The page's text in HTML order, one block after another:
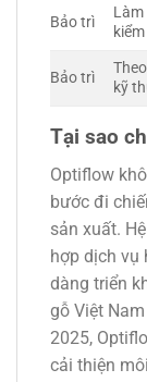
Bảo trì
Làm
Bảo trì
kỹ
Tại sao
Optiflow
bước đi
sản xuất.
hợp dịch vụ
dàng triển
gỗ Việt
2025,
cải thiện